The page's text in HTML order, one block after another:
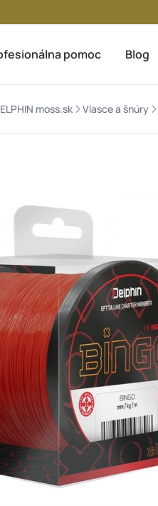
pomoc Blog
moss.sk >Vlasce a šnúry >